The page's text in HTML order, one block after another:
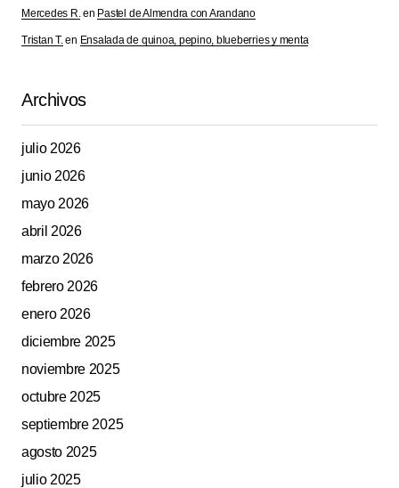
Your E-mail*
Guarda mi nombre, correo electrónico y web en este
navegador para la próxima vez que comente.
Mercedes R. en Pastel de Almendra con Arandano
Tristan T. en Ensalada de quinoa, pepino, blueberries y menta
Archivos
julio 2026
junio 2026
mayo 2026
abril 2026
marzo 2026
febrero 2026
enero 2026
diciembre 2025
noviembre 2025
octubre 2025
septiembre 2025
agosto 2025
julio 2025